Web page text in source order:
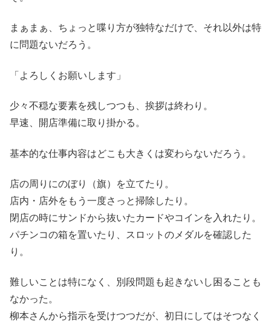
まぁまぁ、ちょっと喋り方が独特なだけで、それ以外は特
に問題ないだろう。
「よろしくお願いします」
少々不穏な要素を残しつつも、挨拶は終わり。
早速、開店準備に取り掛かる。
基本的な仕事内容はどこも大きくは変わらないだろう。
店の周りにのぼり（旗）を立てたり。
店内・店外をもう一度さっと掃除したり。
閉店の時にサンドから抜いたカードやコインを入れたり。
パチンコの箱を置いたり、スロットのメダルを確認した
り。
難しいことは特になく、別段問題も起きないし困ることも
なかった。
柳本さんから指示を受けつつだが、初日にしてはそつなく